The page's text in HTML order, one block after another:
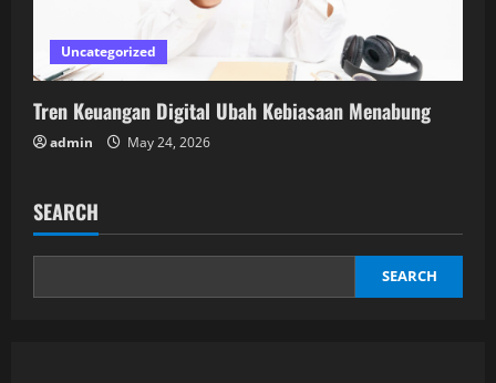
Uncategorized
Tren Keuangan Digital Ubah Kebiasaan Menabung
admin May 24, 2026
SEARCH
SEARCH